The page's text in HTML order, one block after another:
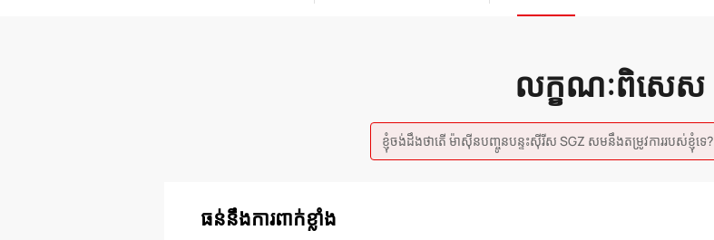
លក្ខណៈពិសេស
ខ្ញុំចង់ដឹងថាតើ ម៉ាស៊ីនបញ្ចូនបន្ទះស៊ីរីស SGZ សមនឹងតម្រូវការរបស់ខ្ញុំទេ?
ធន់នឹងការពាក់ខ្លាំង